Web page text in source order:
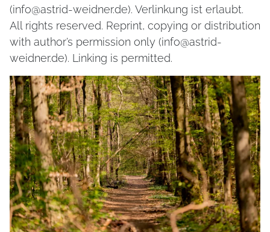
(info@astrid-weidner.de). Verlinkung ist erlaubt.
All rights reserved. Reprint, copying or distribution
with author’s permission only (info@astrid-
weidner.de). Linking is permitted.